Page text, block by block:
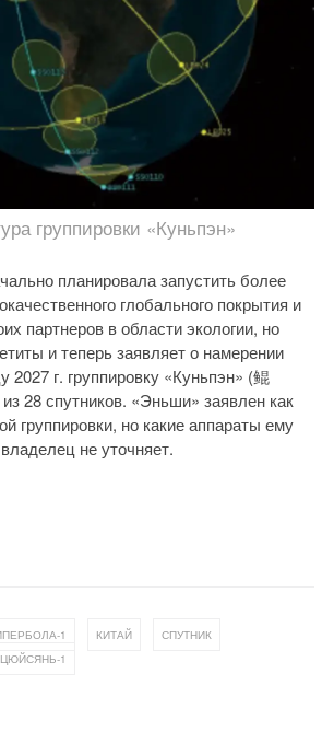
группировки «Куньпэн»
планировала запустить более
глобального покрытия и
партнеров в области экологии, но
и теперь заявляет о намерении
2027 г. группировку «Куньпэн» (鲲
28 спутников. «Эньши» заявлен как
группировки, но какие аппараты ему
не уточняет.
1 КИТАЙ СПУТНИК
1